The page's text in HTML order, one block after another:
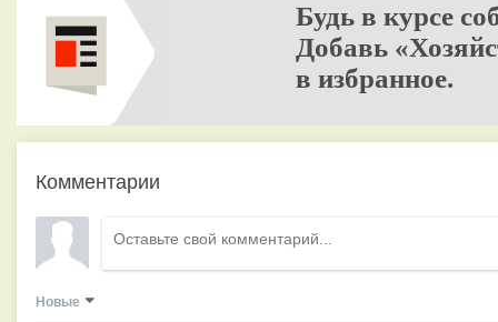
Будь в курсе
Добавь
в избранное.
Комментарии
Новые